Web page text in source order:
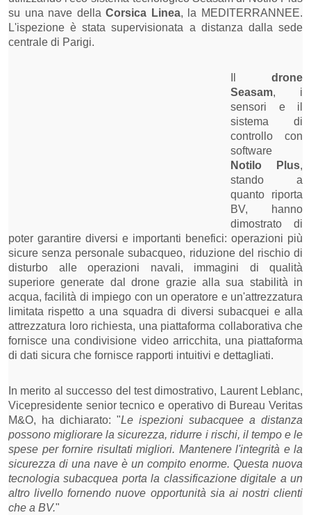
su una nave dellaCorsica Linea, la MEDITERRANNEE.
L'ispezione è stata supervisionata a distanza dalla sede
centrale di Parigi.
drone
Seasam, i
sensori e il
sistema di
controllo con
software
Notilo Plus,
stando a
quanto riporta
BV, hanno
dimostrato di
poter garantire diversi e importanti benefici: operazioni più
sicure senza personale subacqueo, riduzione del rischio di
disturbo alle operazioni navali, immagini di qualità
superiore generate dal drone grazie alla sua stabilità in
acqua, facilità di impiego con un operatore e un'attrezzatura
limitata rispetto a una squadra di diversi subacquei e alla
attrezzatura loro richiesta, una piattaforma collaborativa che
fornisce una condivisione video arricchita, una piattaforma
di dati sicura che fornisce rapporti intuitivi e dettagliati.
In merito al successo del test dimostrativo, Laurent Leblanc,
Vicepresidente senior tecnico e operativo di Bureau Veritas
M&O, ha dichiarato: "Le ispezioni subacquee a distanza
possono migliorare la sicurezza, ridurre i rischi, il tempo e le
spese per fornire risultati migliori. Mantenere l'integrità e la
sicurezza di una nave è un compito enorme. Questa nuova
tecnologia subacquea porta la classificazione digitale a un
altro livello fornendo nuove opportunità sia ai nostri clienti
che a BV."